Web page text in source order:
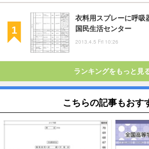
衣料用スプレーに呼吸
国民生活センター
2013.4.5 Fri 10:26
ランキングをもっと見
こちらの記事もおす